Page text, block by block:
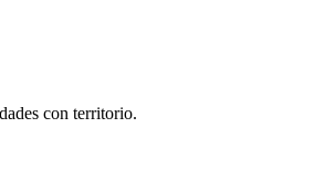
con territorio.